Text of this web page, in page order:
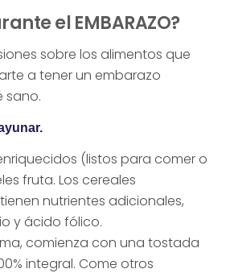
el EMBARAZO?
sobre los alimentos que
a tener un embarazo
sano.
(listos para comer o
fruta. Los cereales
nutrientes adicionales,
y ácido fólico.
comienza con una tostada
integral. Come otros